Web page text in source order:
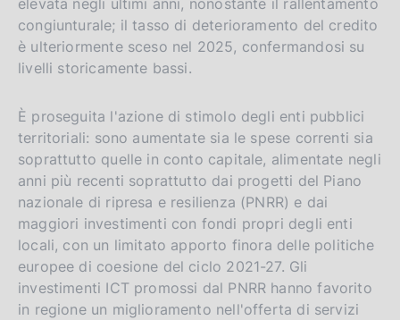
congiunturale; il tasso di deterioramento del credito
è ulteriormente sceso nel 2025, confermandosi su
livelli storicamente bassi.
È proseguita l'azione di stimolo degli enti pubblici
territoriali: sono aumentate sia le spese correnti sia
soprattutto quelle in conto capitale, alimentate negli
anni più recenti soprattutto dai progetti del Piano
nazionale di ripresa e resilienza (PNRR) e dai
maggiori investimenti con fondi propri degli enti
locali, con un limitato apporto finora delle politiche
europee di coesione del ciclo 2021-27. Gli
investimenti ICT promossi dal PNRR hanno favorito
in regione un miglioramento nell'offerta di servizi